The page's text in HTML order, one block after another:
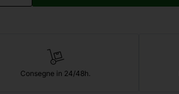
Consegne in 24/48h.